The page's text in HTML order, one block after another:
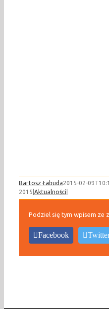
Bartosz Łabuda2015-02-
2015 Aktualności
Podziel się tym wpisem ze
Facebook